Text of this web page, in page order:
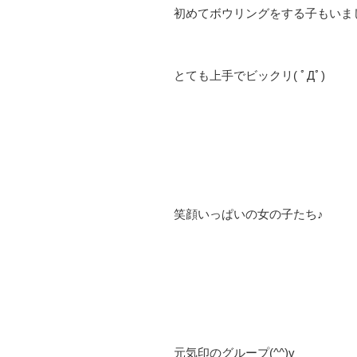
初めてボウリングをする子もいま
とても上手でビックリ( ﾟДﾟ)
笑顔いっぱいの女の子たち♪
元気印のグループ(^^)v